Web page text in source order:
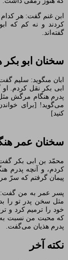
ابن غنم گفت: هر کدام
کردند و نه کم که
گفته‏‌اند.
سخنان ابو
ابان مى‏گوید: سلیم
ابى بکر نقل کردم.
پدرم هنگام مرگش
کنید]
سخنان عمر
محمّد بن ابى بکر
کردم، و آنچه پدرم
پیمان گرفتم که سرّ
پسر عمر به من گفت:
مثل سخن پدر تو را
خود را ترمیم کرد و
که محبت من نسبت
پدرم هذیان مى‏‌گفت.
نکته آخر